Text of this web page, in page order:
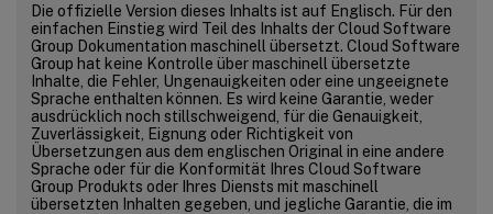
Die offizielle Version dieses Inhalts ist auf Englisch. Für den
einfachen Einstieg wird Teil des Inhalts der Cloud Software
Group Dokumentation maschinell übersetzt. Cloud Software
Group hat keine Kontrolle über maschinell übersetzte
Inhalte, die Fehler, Ungenauigkeiten oder eine ungeeignete
Sprache enthalten können. Es wird keine Garantie, weder
ausdrücklich noch stillschweigend, für die Genauigkeit,
Zuverlässigkeit, Eignung oder Richtigkeit von
Übersetzungen aus dem englischen Original in eine andere
Sprache oder für die Konformität Ihres Cloud Software
Group Produkts oder Ihres Diensts mit maschinell
übersetzten Inhalten gegeben, und jegliche Garantie, die im